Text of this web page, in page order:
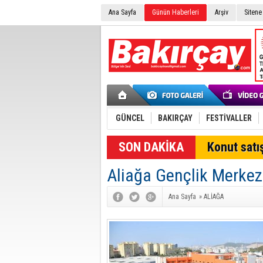
Ana Sayfa Günün Haberleri Arşiv
GÜNCEL BAKIRÇAY FESTİVALLER
SON DAKİKA Konut
Aliağa Gençlik
Ana Sayfa » ALİAĞA